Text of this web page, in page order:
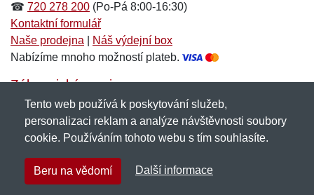
☎ 720 278 200 (Po-Pá 8:00-16:30)
Kontaktní formulář
Naše prodejna
Náš výdejní box
Nabízíme mnoho možností plateb.
Zákaznický servis
Novinky emailem
Copyright © 2007-2026 (19 let s vámi)Netnakup.cz
NetIQ. Všechna práva vyhrazena.
Tento web používá k poskytování služeb,
personalizaci reklam a analýze návštěvnosti soubory
cookie. Používáním tohoto webu s tím souhlasíte.
Beru na vědomí Další informace